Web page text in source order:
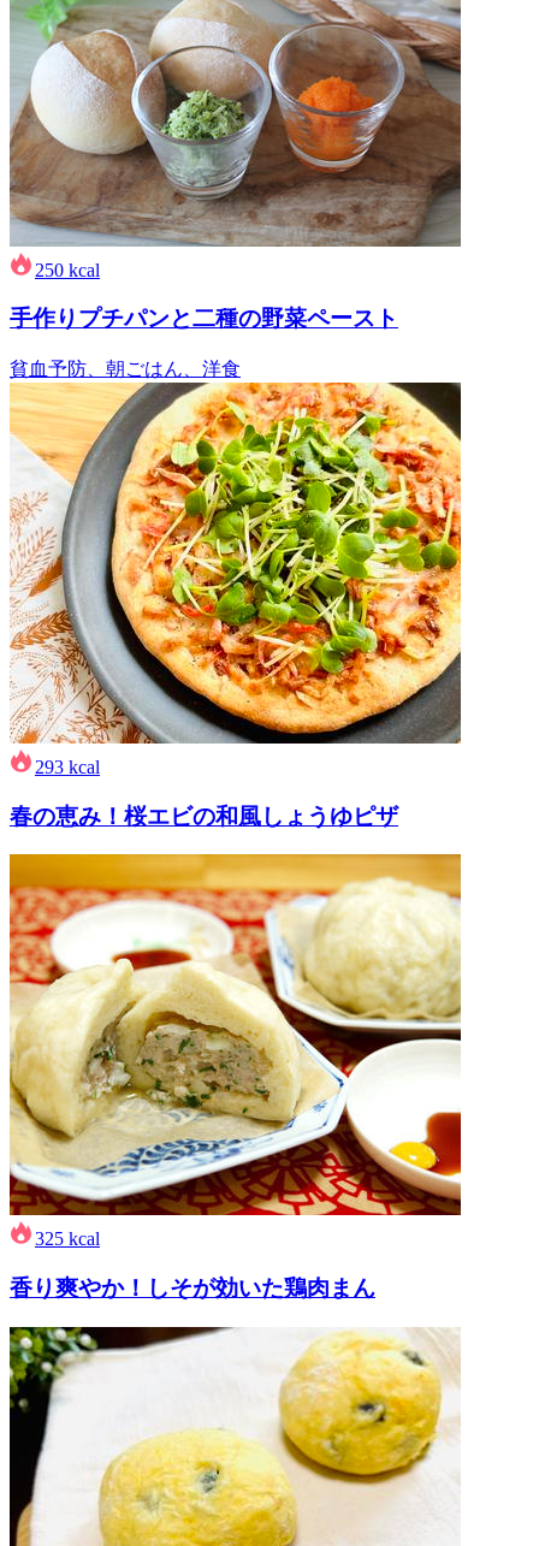
250 kcal
手作りプチパンと二種の野菜ペースト
貧血予防、朝ごはん、洋食
293 kcal
春の恵み！桜エビの和風しょうゆピザ
325 kcal
香り爽やか！しそが効いた鶏肉まん